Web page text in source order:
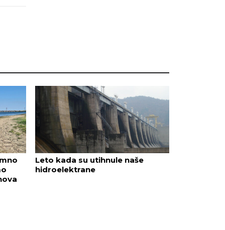
Leto kada su utihnule naše
hidroelektrane